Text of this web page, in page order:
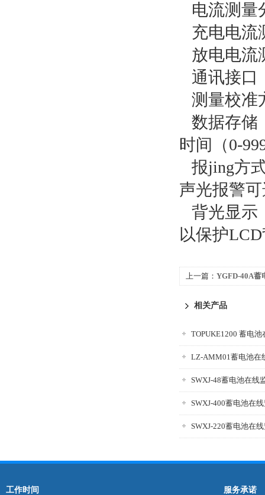
电流测
充电电流
放电电流
通讯接口
测量校准
数据存储
时间（0-
报jing方
声光报警
背光显示
以保护
上一篇： YGFD-40A蓄
相关产品
TOPUKE1200 蓄电
LZ-AMM01蓄电池在
SWXJ-48蓄电池在线
SWXJ-400蓄电池在
SWXJ-220蓄电池在
工作时间 服务承诺